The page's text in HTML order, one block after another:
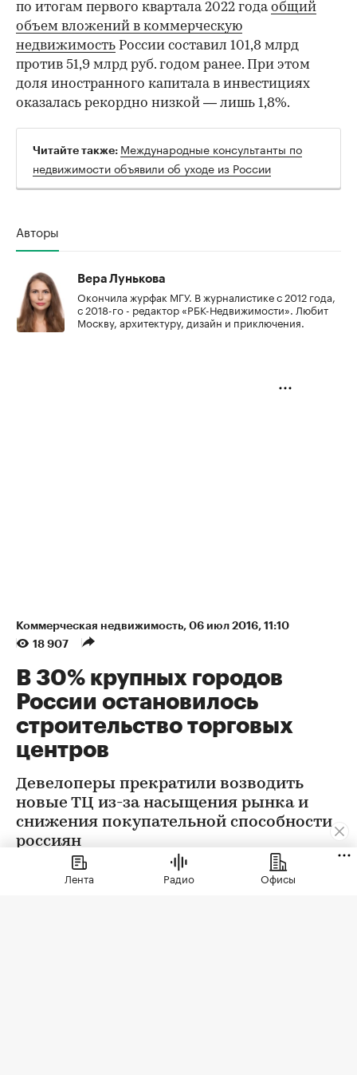
по итогам первого квартала 2022 годаобщий
объем вложений в коммерческую
недвижимость России составил 101,8 млрд
против 51,9 млрд руб. годом ранее. При этом
доля иностранного капитала в инвестициях
оказалась рекордно низкой — лишь 1,8%.
Читайте также: Международные консультанты по
недвижимости объявили об уходе из России
Авторы
Вера Лунькова
Окончила журфак МГУ. В журналистике с 2012 года,
с 2018-го - редактор «РБК-Недвижимости». Любит
Москву, архитектуру, дизайн и приключения.
Коммерческая недвижимость⁠, 06 июл 2016, 11:10
18 907
В 30% крупных городов
России остановилось
строительство торговых
центров
Девелоперы прекратили возводить
новые ТЦ из-за насыщения рынка и
снижения покупательной способности
россиян
Лента Радио Офисы